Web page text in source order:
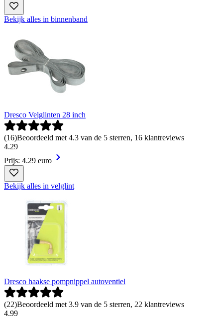
Bekijk alles in binnenband
Dresco Velglinten 28 inch
(16)Beoordeeld met 4.3 van de 5 sterren, 16 klantreviews
4.29
Prijs: 4.29 euro
Bekijk alles in velglint
Dresco haakse pompnippel autoventiel
(22)Beoordeeld met 3.9 van de 5 sterren, 22 klantreviews
4.99